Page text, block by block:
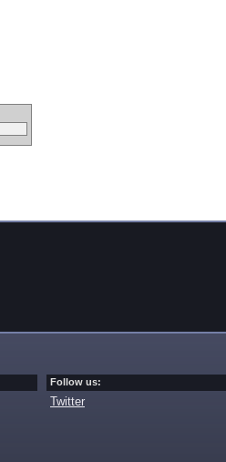
Follow us:
Twitter